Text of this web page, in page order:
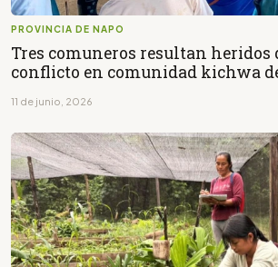
PROVINCIA DE NAPO
Tres comuneros resultan heridos
conflicto en comunidad kichwa
11 de junio, 2026